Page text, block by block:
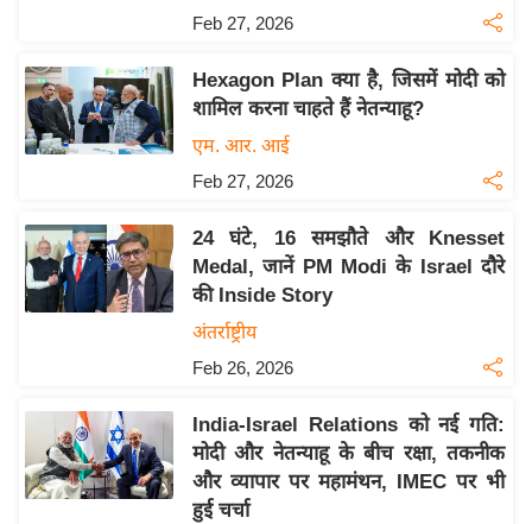
ट
I
P
0
2
6
-
पे
Feb 27, 2026
Hexagon Plan क्या है, जिसमें मोदी को
शामिल करना चाहते हैं नेतन्याहू?
एम. आर. आई
Feb 27, 2026
24 घंटे, 16 समझौते और Knesset
Medal, जानें PM Modi के Israel दौरे
की Inside Story
अंतर्राष्ट्रीय
Feb 26, 2026
India-Israel Relations को नई गति:
मोदी और नेतन्याहू के बीच रक्षा, तकनीक
और व्यापार पर महामंथन, IMEC पर भी
हुई चर्चा